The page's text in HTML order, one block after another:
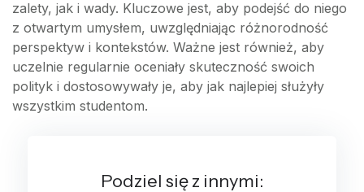
zalety, jak i wady. Kluczowe jest, aby podejść do niego
z otwartym umysłem, uwzględniając różnorodność
perspektyw i kontekstów. Ważne jest również, aby
uczelnie regularnie oceniały skuteczność swoich
polityk i dostosowywały je, aby jak najlepiej służyły
wszystkim studentom.
Podziel się z innymi: